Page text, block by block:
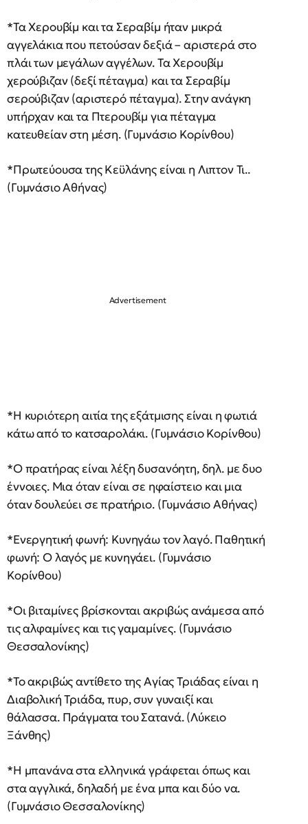
*Τα Χερουβίμ και τα Σεραβίμ ήταν μικρά
αγγελάκια που πετούσαν δεξιά – αριστερά στο
πλάι των μεγάλων αγγέλων. Τα Χερουβίμ
χερούβιζαν (δεξί πέταγμα) και τα Σεραβίμ
σερούβιζαν (αριστερό πέταγμα). Στην ανάγκη
υπήρχαν και τα Πτερουβίμ για πέταγμα
κατευθείαν στη μέση. (Γυμνάσιο Κορίνθου)
*Πρωτεύουσα της Κεϋλάνης είναι η Λιπτον Τι..
(Γυμνάσιο Αθήνας)
*Η κυριότερη αιτία της εξάτμισης είναι η φωτιά
κάτω από το κατσαρολάκι. (Γυμνάσιο Κορίνθου)
*Ο πρατήρας είναι λέξη δυσανόητη, δηλ. με δυο
έννοιες. Μια όταν είναι σε ηφαίστειο και μια
όταν δουλεύει σε πρατήριο. (Γυμνάσιο Αθήνας)
*Ενεργητική φωνή: Κυνηγάω τον λαγό. Παθητική
φωνή: Ο λαγός με κυνηγάει. (Γυμνάσιο
Κορίνθου)
*Οι βιταμίνες βρίσκονται ακριβώς ανάμεσα από
τις αλφαμίνες και τις γαμαμίνες. (Γυμνάσιο
Θεσσαλονίκης)
*Το ακριβώς αντίθετο της Αγίας Τριάδας είναι η
Διαβολική Τριάδα, πυρ, συν γυναιξί και
θάλασσα. Πράγματα του Σατανά. (Λύκειο
Ξάνθης)
*Η μπανάνα στα ελληνικά γράφεται όπως και
στα αγγλικά, δηλαδή με ένα μπα και δύο να.
(Γυμνάσιο Θεσσαλονίκης)